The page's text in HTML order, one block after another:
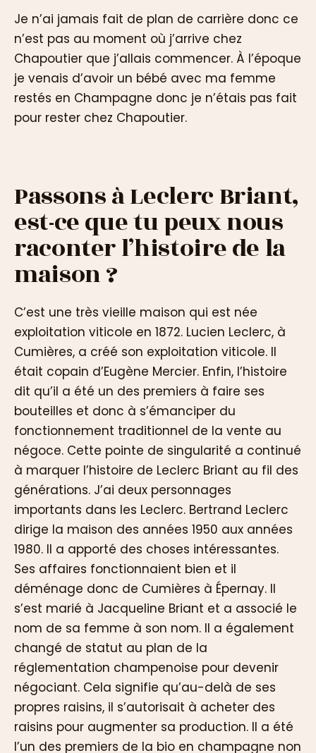
Je n’ai jamais fait de plan de carrière donc ce
n’est pas au moment où j’arrive chez
Chapoutier que j’allais commencer. À l’époque
je venais d’avoir un bébé avec ma femme
restés en Champagne donc je n’étais pas fait
pour rester chez Chapoutier.
Passons à Leclerc Briant,
est-ce que tu peux nous
raconter l’histoire de la
maison ?
C’est une très vieille maison qui est née
exploitation viticole en 1872. Lucien Leclerc, à
Cumières, a créé son exploitation viticole. Il
était copain d’Eugène Mercier. Enfin, l’histoire
dit qu’il a été un des premiers à faire ses
bouteilles et donc à s’émanciper du
fonctionnement traditionnel de la vente au
négoce. Cette pointe de singularité a continué
à marquer l’histoire de Leclerc Briant au fil des
générations. J’ai deux personnages
importants dans les Leclerc. Bertrand Leclerc
dirige la maison des années 1950 aux années
1980. Il a apporté des choses intéressantes.
Ses affaires fonctionnaient bien et il
déménage donc de Cumières à Épernay. Il
s’est marié à Jacqueline Briant et a associé le
nom de sa femme à son nom. Il a également
changé de statut au plan de la
réglementation champenoise pour devenir
négociant. Cela signifie qu’au-delà de ses
propres raisins, il s’autorisait à acheter des
raisins pour augmenter sa production. Il a été
l’un des premiers de la bio en champagne non